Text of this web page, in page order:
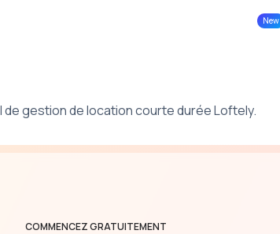
Livrets d'accueilNew
gestion de location courte durée Loftely.
COMMENCEZ GRATUITEMENT